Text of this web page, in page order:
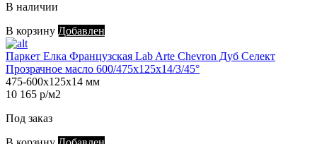
В наличии
В корзину Добавлен
Паркет Елка Французская Lab Arte Chevron Дуб Селект
Прозрачное масло 600/475х125х14/3/45°
475-600х125х14 мм
10 165 р/м2
Под заказ